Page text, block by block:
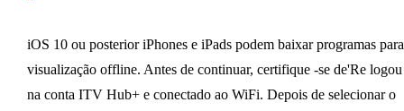
iOS 10 ou posterior iPhones e iPads podem baixar programas para
visualização offline. Antes de continuar, certifique -se de'Re logou
na conta ITV Hub+ e conectado ao WiFi. Depois de selecionar o